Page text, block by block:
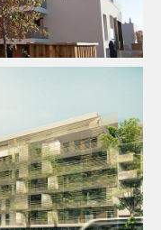
Programme Mixte